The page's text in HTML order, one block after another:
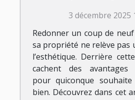
3 décembre 2025
Redonner un coup de
sa propriété ne relève pas
l’esthétique. Derrière
cachent des avantages
pour quiconque
bien. Découvrez dans cet